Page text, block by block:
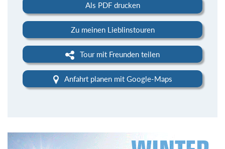
Als PDF drucken
Zu meinen Lieblinstouren
Tour mit Freunden teilen
Anfahrt planen mit Google-Maps